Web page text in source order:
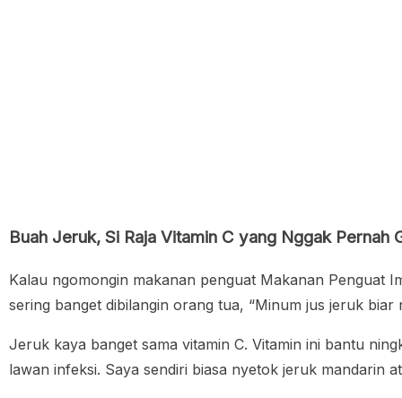
Buah Jeruk, Si Raja Vitamin C yang Nggak Pernah
Kalau ngomongin makanan penguat Makanan Penguat
sering banget dibilangin orang tua, “Minum jus jeruk biar
Jeruk kaya banget sama vitamin C. Vitamin ini bantu
lawan infeksi. Saya sendiri biasa nyetok jeruk mandarin